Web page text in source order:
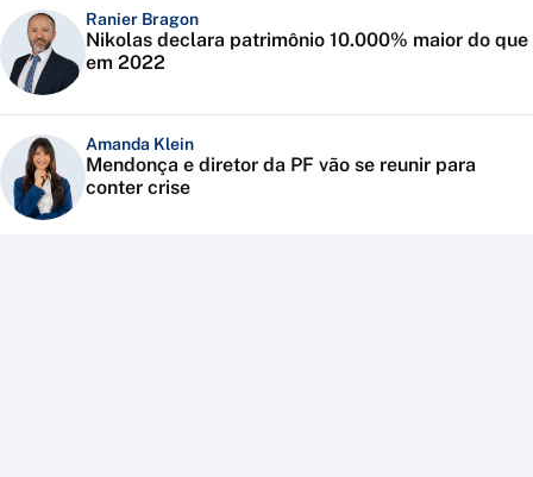
Ranier Bragon
Nikolas declara patrimônio 10.000% maior do que
em 2022
Amanda Klein
Mendonça e diretor da PF vão se reunir para
conter crise